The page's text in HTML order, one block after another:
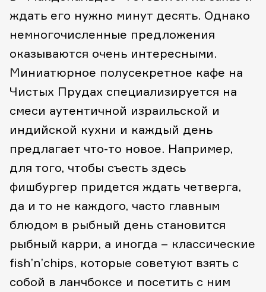
ждать его нужно минут десять. Однако
немногочисленные предложения
оказываются очень интересными.
Миниатюрное полусекретное кафе на
Чистых Прудах специализируется на
смеси аутентичной израильской и
индийской кухни и каждый день
предлагает что-то новое. Например,
для того, чтобы съесть здесь
фишбургер придется ждать четверга,
да и то не каждого, часто главным
блюдом в рыбный день становится
рыбный карри, а иногда – классические
fish’n’chips, которые советуют взять с
собой в ланчбоксе и посетить с ним